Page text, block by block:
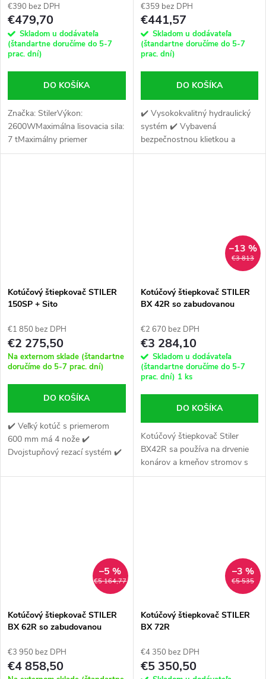
€390 bez DPH
€479,70
Skladom u dodávateľa
(štandartne doručíme do 5-7
prac. dní)
DO KOŠÍKA
Značka: StilerVýkon:
2600WMaximálna lisovacia sila:
7 tMaximálny priemer
štiepaného dreva: 500
€359 bez DPH
€441,57
Skladom u dodávateľa
(štandartne doručíme do 5-7
prac. dní)
DO KOŠÍKA
✔️ Vysokokvalitný hydraulický
systém ✔️ Vybavená
bezpečnostnou klietkou a
systémom SAFETY PROTECT
Kotúčový štiepkovač STILER
150SP + Sito
€1 850 bez DPH
€2 275,50
Na externom sklade (štandartne
doručíme do 5-7 prac. dní)
DO KOŠÍKA
✔️ Veľký kotúč s priemerom
600 mm má 4 nože ✔️
Dvojstupňový rezací systém ✔️
umiestnený vedľa násypky
€3 813
–13 %
Kotúčový štiepkovač STILER
BX 42R so zabudovanou
€2 670 bez DPH
€3 284,10
Skladom u dodávateľa
(štandartne doručíme do 5-7
prac. dní) 1 ks
DO KOŠÍKA
Kotúčový štiepkovač Stiler
BX42R sa používa na drvenie
konárov a kmeňov stromov s
priemerom 10 cm, odnože 25
€5 164,77
–5 %
Kotúčový štiepkovač STILER
BX 62R so zabudovanou
€3 950 bez DPH
€4 858,50
€5 535
–3 %
Kotúčový štiepkovač STILER
BX 72R
€4 350 bez DPH
€5 350,50